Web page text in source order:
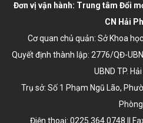
Đơn vị vận hành: Trung tâm Đổi
CN Hải
Cơ quan chủ quản: Sở Khoa
Quyết định thành lập: 2776/QĐ-
UBND TP.
Trụ sở: Số 1 Phạm Ngũ Lão,
Phòng.
Điện thoại: 0225.364.0748 ||